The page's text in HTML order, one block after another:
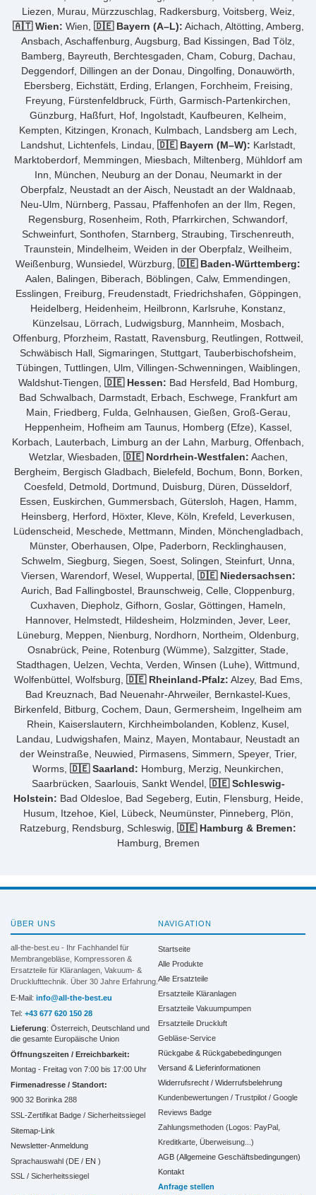
Liezen, Murau, Mürzzuschlag, Radkersburg, Voitsberg, Weiz,
🇦🇹 Wien: Wien, 🇩🇪 Bayern (A–L): Aichach, Altötting, Amberg,
Ansbach, Aschaffenburg, Augsburg, Bad Kissingen, Bad Tölz,
Bamberg, Bayreuth, Berchtesgaden, Cham, Coburg, Dachau,
Deggendorf, Dillingen an der Donau, Dingolfing, Donauwörth,
Ebersberg, Eichstätt, Erding, Erlangen, Forchheim, Freising,
Freyung, Fürstenfeldbruck, Fürth, Garmisch-Partenkirchen,
Günzburg, Haßfurt, Hof, Ingolstadt, Kaufbeuren, Kelheim,
Kempten, Kitzingen, Kronach, Kulmbach, Landsberg am Lech,
Landshut, Lichtenfels, Lindau, 🇩🇪 Bayern (M–W): Karlstadt,
Marktoberdorf, Memmingen, Miesbach, Miltenberg, Mühldorf am
Inn, München, Neuburg an der Donau, Neumarkt in der
Oberpfalz, Neustadt an der Aisch, Neustadt an der Waldnaab,
Neu-Ulm, Nürnberg, Passau, Pfaffenhofen an der Ilm, Regen,
Regensburg, Rosenheim, Roth, Pfarrkirchen, Schwandorf,
Schweinfurt, Sonthofen, Starnberg, Straubing, Tirschenreuth,
Traunstein, Mindelheim, Weiden in der Oberpfalz, Weilheim,
Weißenburg, Wunsiedel, Würzburg, 🇩🇪 Baden-Württemberg:
Aalen, Balingen, Biberach, Böblingen, Calw, Emmendingen,
Esslingen, Freiburg, Freudenstadt, Friedrichshafen, Göppingen,
Heidelberg, Heidenheim, Heilbronn, Karlsruhe, Konstanz,
Künzelsau, Lörrach, Ludwigsburg, Mannheim, Mosbach,
Offenburg, Pforzheim, Rastatt, Ravensburg, Reutlingen, Rottweil,
Schwäbisch Hall, Sigmaringen, Stuttgart, Tauberbischofsheim,
Tübingen, Tuttlingen, Ulm, Villingen-Schwenningen, Waiblingen,
Waldshut-Tiengen, 🇩🇪 Hessen: Bad Hersfeld, Bad Homburg,
Bad Schwalbach, Darmstadt, Erbach, Eschwege, Frankfurt am
Main, Friedberg, Fulda, Gelnhausen, Gießen, Groß-Gerau,
Heppenheim, Hofheim am Taunus, Homberg (Efze), Kassel,
Korbach, Lauterbach, Limburg an der Lahn, Marburg, Offenbach,
Wetzlar, Wiesbaden, 🇩🇪 Nordrhein-Westfalen: Aachen,
Bergheim, Bergisch Gladbach, Bielefeld, Bochum, Bonn, Borken,
Coesfeld, Detmold, Dortmund, Duisburg, Düren, Düsseldorf,
Essen, Euskirchen, Gummersbach, Gütersloh, Hagen, Hamm,
Heinsberg, Herford, Höxter, Kleve, Köln, Krefeld, Leverkusen,
Lüdenscheid, Meschede, Mettmann, Minden, Mönchengladbach,
Münster, Oberhausen, Olpe, Paderborn, Recklinghausen,
Schwelm, Siegburg, Siegen, Soest, Solingen, Steinfurt, Unna,
Viersen, Warendorf, Wesel, Wuppertal, 🇩🇪 Niedersachsen:
Aurich, Bad Fallingbostel, Braunschweig, Celle, Cloppenburg,
Cuxhaven, Diepholz, Gifhorn, Goslar, Göttingen, Hameln,
Hannover, Helmstedt, Hildesheim, Holzminden, Jever, Leer,
Lüneburg, Meppen, Nienburg, Nordhorn, Northeim, Oldenburg,
Osnabrück, Peine, Rotenburg (Wümme), Salzgitter, Stade,
Stadthagen, Uelzen, Vechta, Verden, Winsen (Luhe), Wittmund,
Wolfenbüttel, Wolfsburg, 🇩🇪 Rheinland-Pfalz: Alzey, Bad Ems,
Bad Kreuznach, Bad Neuenahr-Ahrweiler, Bernkastel-Kues,
Birkenfeld, Bitburg, Cochem, Daun, Germersheim, Ingelheim am
Rhein, Kaiserslautern, Kirchheimbolanden, Koblenz, Kusel,
Landau, Ludwigshafen, Mainz, Mayen, Montabaur, Neustadt an
der Weinstraße, Neuwied, Pirmasens, Simmern, Speyer, Trier,
Worms, 🇩🇪 Saarland: Homburg, Merzig, Neunkirchen,
Saarbrücken, Saarlouis, Sankt Wendel, 🇩🇪 Schleswig-
Holstein: Bad Oldesloe, Bad Segeberg, Eutin, Flensburg, Heide,
Husum, Itzehoe, Kiel, Lübeck, Neumünster, Pinneberg, Plön,
Ratzeburg, Rendsburg, Schleswig, 🇩🇪 Hamburg & Bremen:
Hamburg, Bremen
ÜBER UNS
all-the-best.eu - Ihr Fachhandel für
Membrangebläse, Kompressoren &
Ersatzteile für Kläranlagen, Vakuum- &
Drucklufttechnik. Über 30 Jahre Erfahrung.
E-Mail: info@all-the-best.eu
Tel: +43 677 620 150 28
Lieferung: Österreich, Deutschland und
die gesamte Europäische Union
Öffnungszeiten / Erreichbarkeit:
Montag - Freitag von 7:00 bis 17:00 Uhr
Firmenadresse / Standort:
900 32 Borinka 288
SSL-Zertifikat Badge / Sicherheitssiegel
Sitemap-Link
Newsletter-Anmeldung
Sprachauswahl (DE / EN )
SSL / Sicherheitssiegel
NAVIGATION
Startseite
Alle Produkte
Alle Ersatzteile
Ersatzteile Kläranlagen
Ersatzteile Vakuumpumpen
Ersatzteile Druckluft
Gebläse-Service
Rückgabe & Rückgabebedingungen
Versand & Lieferinformationen
Widerrufsrecht / Widerrufsbelehrung
Kundenbewertungen / Trustpilot / Google
Reviews Badge
Zahlungsmethoden (Logos: PayPal,
Kreditkarte, Überweisung...)
AGB (Allgemeine Geschäftsbedingungen)
Kontakt
Anfrage stellen